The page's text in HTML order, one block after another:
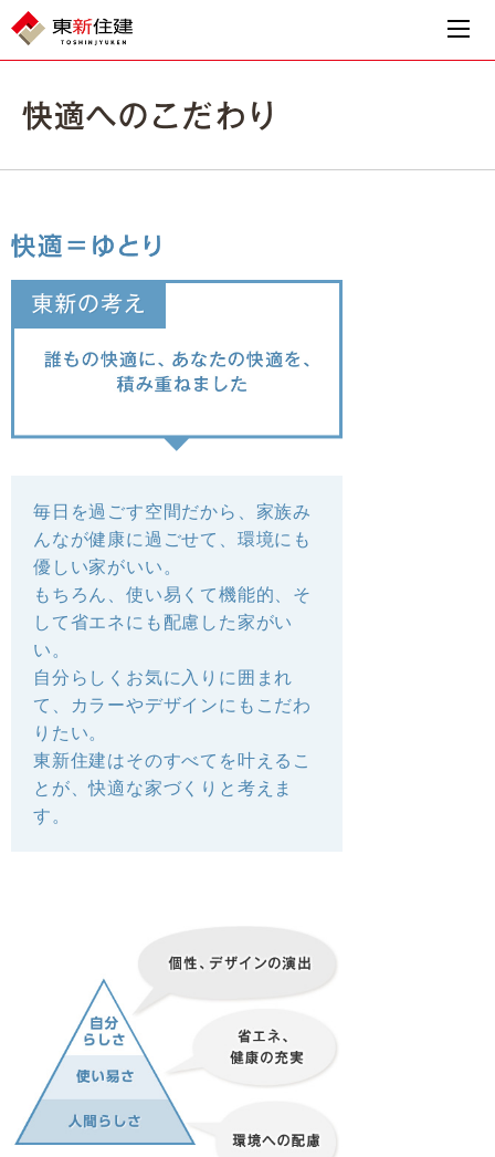
毎日を過ごす空間だから、家族み
んなが健康に過ごせて、環境にも
優しい家がいい。
もちろん、使い易くて機能的、そ
して省エネにも配慮した家がい
い。
自分らしくお気に入りに囲まれ
て、カラーやデザインにもこだわ
りたい。
東新住建はそのすべてを叶えるこ
とが、快適な家づくりと考えま
す。